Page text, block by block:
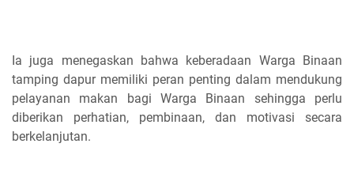
Ia juga menegaskan bahwa keberadaan Warga Binaan
tamping dapur memiliki peran penting dalam mendukung
pelayanan makan bagi Warga Binaan sehingga perlu
diberikan perhatian, pembinaan, dan motivasi secara
berkelanjutan.